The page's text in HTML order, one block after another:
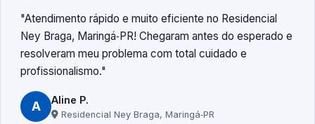
Atendimento rápido e muito eficiente no Residencial
Ney Braga, Maringá‑PR! Chegaram antes do esperado e
resolveram meu problema com total cuidado e
profissionalismo.
A Aline P.
Residencial Ney Braga, Maringá‑PR